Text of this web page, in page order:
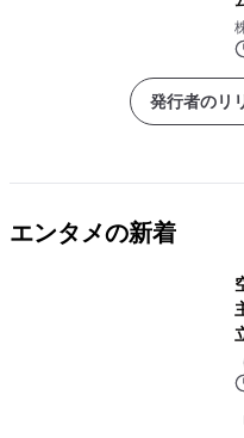
発行者のリ
エンタメの新着